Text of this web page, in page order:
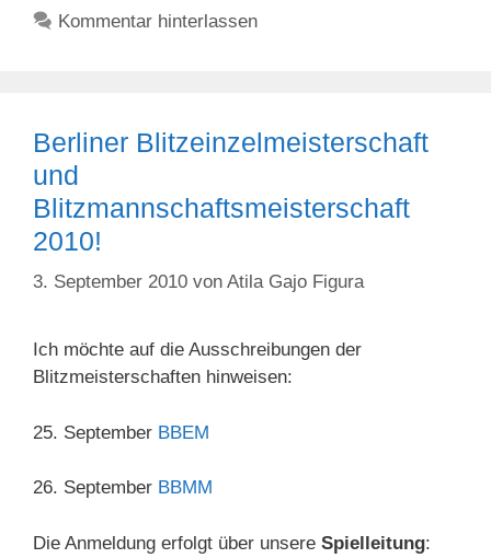
Kommentar hinterlassen
Berliner Blitzeinzelmeisterschaft
und
Blitzmannschaftsmeisterschaft
2010!
3. September 2010 von Atila Gajo Figura
Ich möchte auf die Ausschreibungen der
Blitzmeisterschaften hinweisen:
25. September BBEM
26. September BBMM
Die Anmeldung erfolgt über unsere Spielleitung: